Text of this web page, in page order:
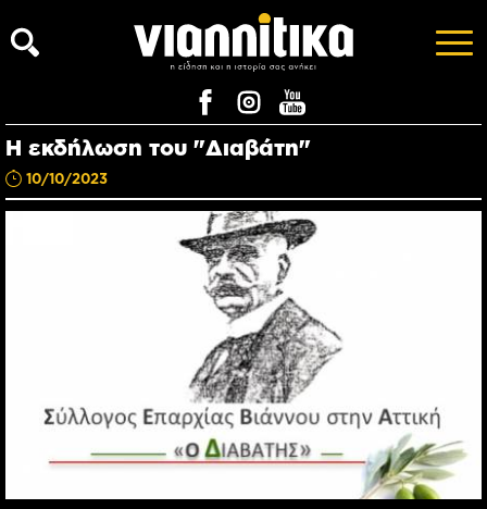
Η εκδήλωση του "Διαβάτη"
10/10/2023